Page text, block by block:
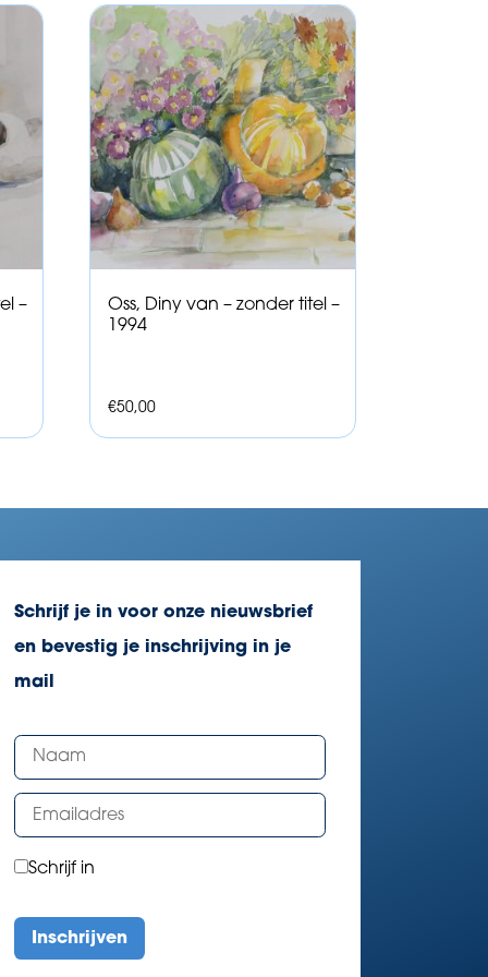
–
Oss, Diny van – zonder titel –
1994
€50,00
Schrijf je in voor onze nieuwsbrief
en bevestig je inschrijving in je
mail
Schrijf in